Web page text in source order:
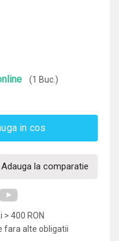
(1 Buc.)
in cos
la comparatie
400 RON
fara alte obligatii